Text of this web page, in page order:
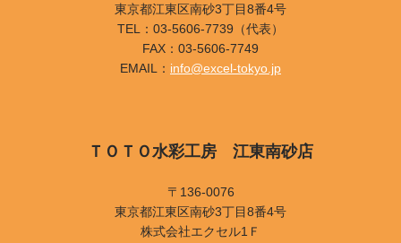
東京都江東区南砂3丁目8番4号
TEL：03-5606-7739（代表）
FAX：03-5606-7749
EMAIL： info@excel-tokyo.jp
ＴＯＴＯ水彩工房 江東南砂店
〒136-0076
東京都江東区南砂3丁目8番4号
株式会社エクセル1Ｆ